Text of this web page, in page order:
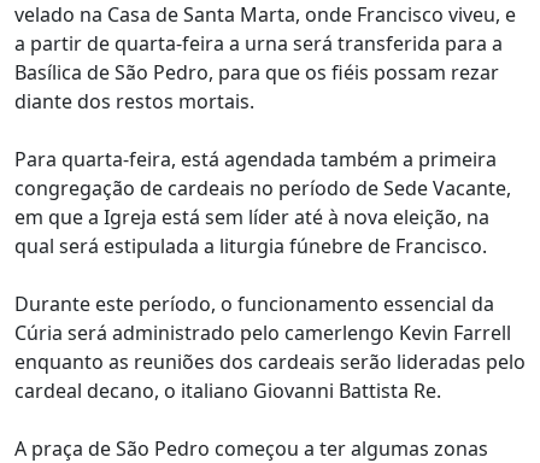
velado na Casa de Santa Marta, onde Francisco viveu, e
a partir de quarta-feira a urna será transferida para a
Basílica de São Pedro, para que os fiéis possam rezar
diante dos restos mortais.
Para quarta-feira, está agendada também a primeira
congregação de cardeais no período de Sede Vacante,
em que a Igreja está sem líder até à nova eleição, na
qual será estipulada a liturgia fúnebre de Francisco.
Durante este período, o funcionamento essencial da
Cúria será administrado pelo camerlengo Kevin Farrell
enquanto as reuniões dos cardeais serão lideradas pelo
cardeal decano, o italiano Giovanni Battista Re.
A praça de São Pedro começou a ter algumas zonas